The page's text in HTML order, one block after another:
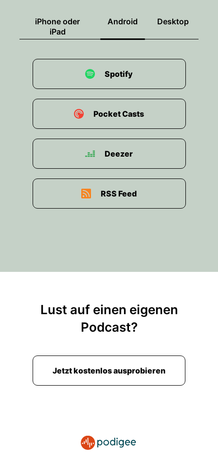
iPhone oder
iPad
Android Desktop
Spotify
Pocket Casts
Deezer
RSS Feed
Lust auf einen eigenen
Podcast?
Jetzt kostenlos ausprobieren